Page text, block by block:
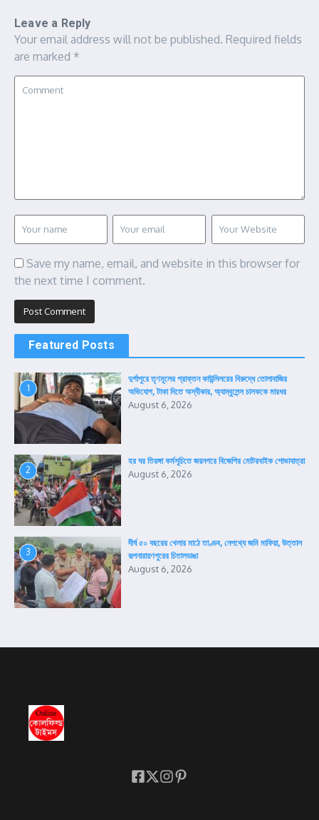
Leave a Reply
Your email address will not be published. Required fields
are marked *
Save my name, email, and website in this browser for
the next time I comment.
Featured Posts
1
দুর্গাপুরে তৃণমূলের প্রাক্তন কাউন্সিলরের বিরুদ্ধে তোলাবাজির
অভিযোগ, টাকা দিতে অস্বীকার, অ্যাম্বুলেন্স চালককে মারধর
August 6, 2026
2
হর ঘর তিরঙ্গা কর্মসূচিতে জয়নগরে বিজেপির মোটরবাইক শোভাযাত্রা
August 6, 2026
3
দীর্ঘ ৫০ বছরের খেলার মাঠে তাণ্ডব, নেপথ্যে জমি মাফিয়া, উত্তাল
রূপনারায়ণপুরের চিতালডাঙা
August 6, 2026